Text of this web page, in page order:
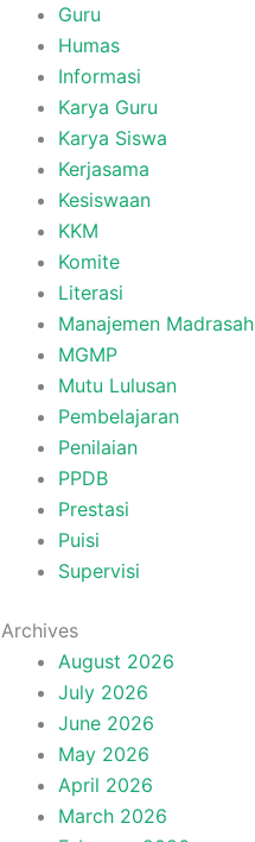
Guru
Humas
Informasi
Karya Guru
Karya Siswa
Kerjasama
Kesiswaan
KKM
Komite
Literasi
Manajemen Madrasah
MGMP
Mutu Lulusan
Pembelajaran
Penilaian
PPDB
Prestasi
Puisi
Supervisi
Archives
August 2026
July 2026
June 2026
May 2026
April 2026
March 2026